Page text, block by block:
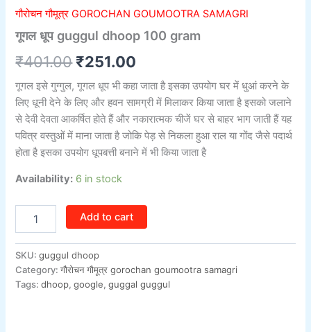
गौरोचन गौमूत्र GOROCHAN GOUMOOTRA SAMAGRI
गूगल धूप guggul dhoop 100 gram
₹401.00 ₹251.00
गूगल इसे गुग्गुल, गूगल धूप भी कहा जाता है इसका उपयोग घर में धुआं करने के
लिए धूनी देने के लिए और हवन सामग्री में मिलाकर किया जाता है इसको जलाने
से देवी देवता आकर्षित होते हैं और नकारात्मक चीजें घर से बाहर भाग जाती हैं यह
पवित्र वस्तुओं में माना जाता है जोकि पेड़ से निकला हुआ राल या गोंद जैसे पदार्थ
होता है इसका उपयोग धूपबत्ती बनाने में भी किया जाता है
Availability: 6 in stock
Add to cart
SKU:guggul dhoop
Category:गौरोचन गौमूत्र gorochan goumootra samagri
Tags:dhoop,google,guggal guggul